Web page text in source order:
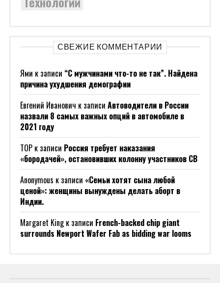
СВЕЖИЕ КОММЕНТАРИИ
Ями к записи “С мужчинами что-то не так”. Найдена
причина ухудшения демографии
Евгений Иванович к записи Автоводители в России
назвали 8 самых важных опций в автомобиле в
2021 году
ТОР к записи Россия требует наказания
«бородачей», остановивших колонну участников СВ
Anonymous к записи «Семьи хотят сына любой
ценой»: женщины вынуждены делать аборт в
Индии.
Margaret Kingк записи French-backed chip giant
surrounds Newport Wafer Fab as bidding war looms